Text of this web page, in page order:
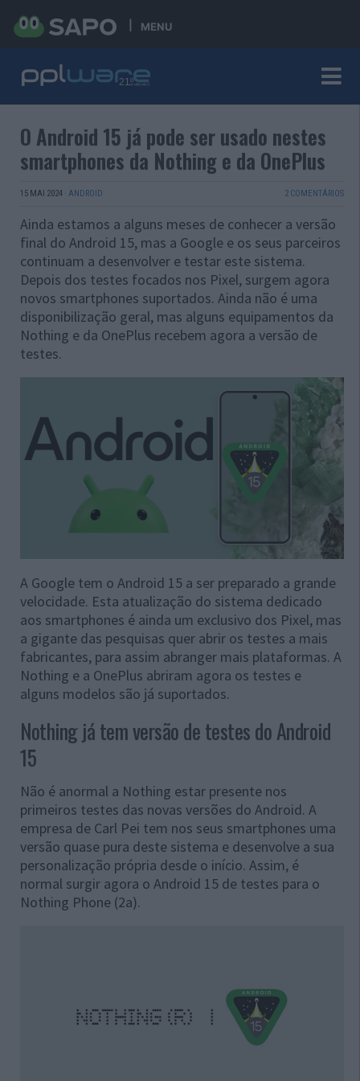
MENU
O Android 15 já pode ser usado nestes
smartphones da Nothing e da OnePlus
15 MAI 2024 · ANDROID 2 COMENTÁRIOS
Ainda estamos a alguns meses de conhecer a versão
final do Android 15, mas a Google e os seus parceiros
continuam a desenvolver e testar este sistema.
Depois dos testes focados nos Pixel, surgem agora
novos smartphones suportados. Ainda não é uma
disponibilização geral, mas alguns equipamentos da
Nothing e da OnePlus recebem agora a versão de
testes.
A Google tem o Android 15 a ser preparado a grande
velocidade. Esta atualização do sistema dedicado
aos smartphones é ainda um exclusivo dos Pixel, mas
a gigante das pesquisas quer abrir os testes a mais
fabricantes, para assim abranger mais plataformas. A
Nothing e a OnePlus abriram agora os testes e
alguns modelos são já suportados.
Nothing já tem versão de testes do Android
15
Não é anormal a Nothing estar presente nos
primeiros testes das novas versões do Android. A
empresa de Carl Pei tem nos seus smartphones uma
versão quase pura deste sistema e desenvolve a sua
personalização própria desde o início. Assim, é
normal surgir agora o Android 15 de testes para o
Nothing Phone (2a).